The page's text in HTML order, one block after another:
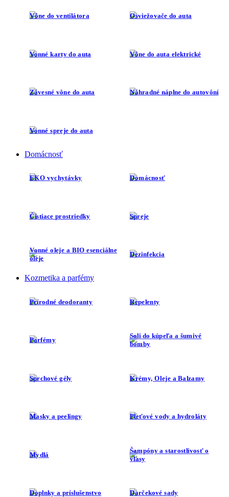
Vône do ventilátora Osviežovače do auta
Vonné karty do auta Vône do auta elektrické
Závesné vône do auta Náhradné náplne do autovôní
Vonné spreje do auta
Domácnosť
EKO vychytávky Domácnosť
Čistiace prostriedky Spreje
Vonné oleje a BIO esenciálne
oleje
Dezinfekcia
Kozmetika a parfémy
Prírodné deodoranty Repelenty
Parfémy
Soli do kúpeľa a šumivé
bomby
Sprchové gély Krémy, Oleje a Balzamy
Masky a peelingy Pleťové vody a hydroláty
Mydlá
Šampóny a starostlivosť o
vlasy
Doplnky a príslušenstvo Darčekové sady